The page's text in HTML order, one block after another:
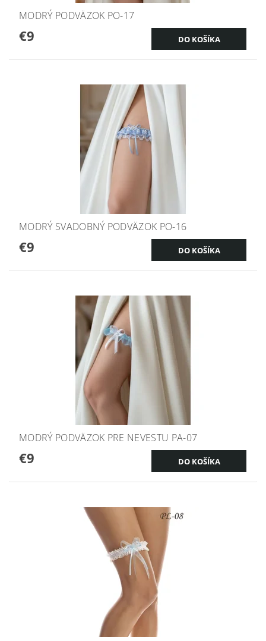
MODRÝ PODVÄZOK PO-17
€9
MODRÝ SVADOBNÝ PODVÄZOK PO-16
€9
MODRÝ PODVÄZOK PRE NEVESTU PA-07
€9